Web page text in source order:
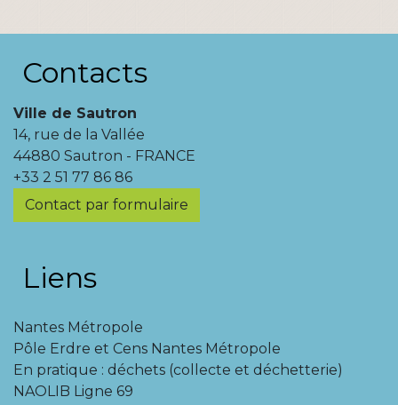
Contacts
Ville de Sautron
14, rue de la Vallée
44880 Sautron - FRANCE
+33 2 51 77 86 86
Contact par formulaire
Liens
Nantes Métropole
Pôle Erdre et Cens Nantes Métropole
En pratique : déchets (collecte et déchetterie)
NAOLIB Ligne 69